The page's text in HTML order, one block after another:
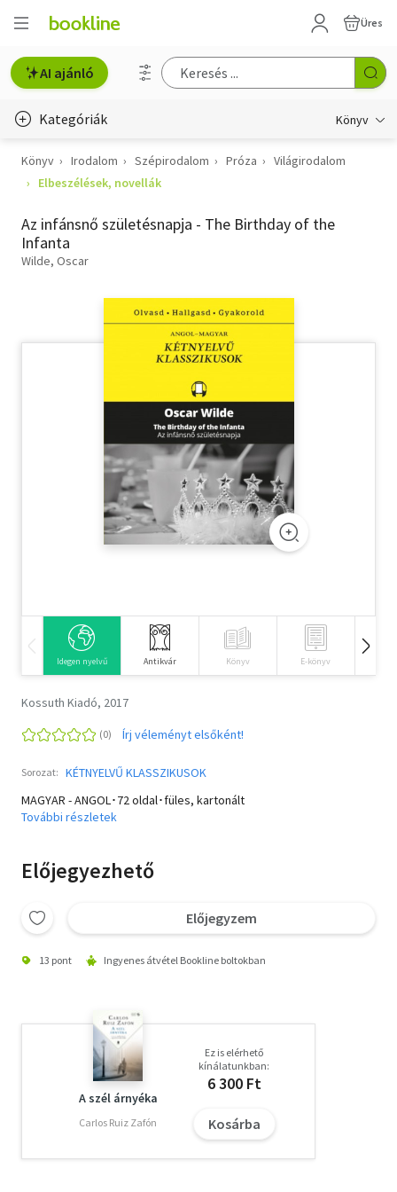
Üres
AI ajánló
Kategóriák Könyv
Életmód, egészség
Gyermek- és ifjúsági
Tankönyv, segédkönyv
Társadalomtudomány
Természettudomány
Vallás
Könyv Irodalom Szépirodalom Próza
Világirodalom
Elbeszélések, novellák
Az infánsnő születésnapja - The Birthday of the
Infanta
Wilde, Oscar
Idegen nyelvű Antikvár Könyv E-könyv
Kossuth Kiadó, 2017
Írj véleményt elsőként!
Sorozat: KÉTNYELVŰ KLASSZIKUSOK
MAGYAR - ANGOL･72 oldal･füles, kartonált
További részletek
Előjegyezhető
Előjegyzem
13 pont Ingyenes átvétel Bookline boltokban
A szél árnyéka
Carlos Ruiz Zafón
Ez is elérhető
kínálatunkban:
6 300 Ft
Kosárba